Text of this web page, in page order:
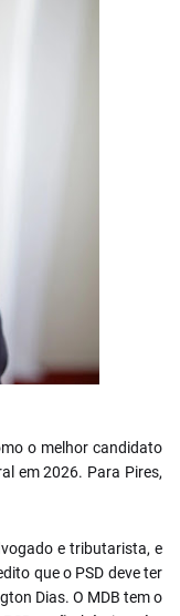
o melhor candidato
em 2026. Para Pires,
e tributarista, e
que o PSD deve ter
Dias. O MDB tem o